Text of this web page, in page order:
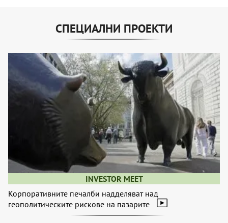
СПЕЦИАЛНИ ПРОЕКТИ
INVESTOR MEET
Корпоративните печалби надделяват над
геополитическите рискове на пазарите